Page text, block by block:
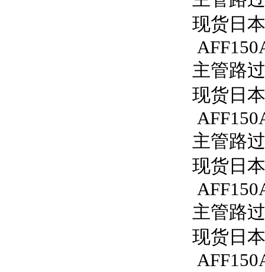
现货日
主管路
现货日
主管路
现货日
主管路
现货日